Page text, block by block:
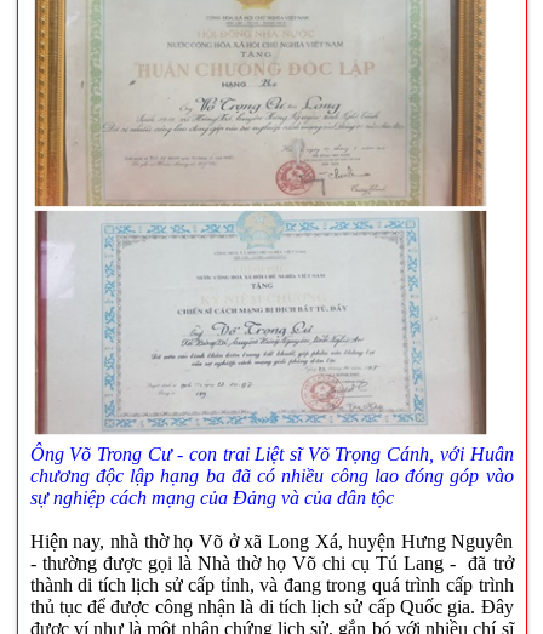
Ông Võ Trong Cư - con trai Liệt sĩ Võ Trọng Cánh, với Huân
chương độc lập hạng ba đã có nhiều công lao đóng góp vào
sự nghiệp cách mạng của Đảng và của dân tộc
Hiện nay, nhà thờ họ Võ ở xã Long Xá, huyện Hưng Nguyên
- thường được gọi là Nhà thờ họ Võ chi cụ Tú Lang - đã trở
thành di tích lịch sử cấp tỉnh, và đang trong quá trình cấp trình
thủ tục để được công nhận là di tích lịch sử cấp Quốc gia. Đây
được ví như là một nhân chứng lịch sử, gắn bó với nhiều chí sĩ